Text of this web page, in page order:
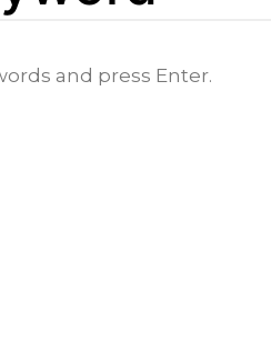
and press Enter.